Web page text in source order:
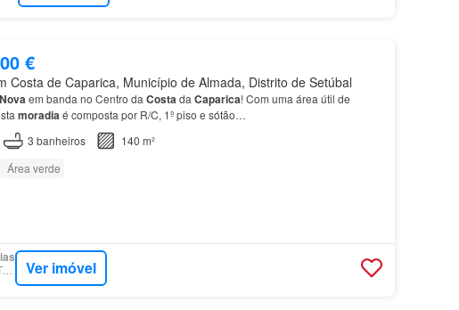
€
Costa de Caparica, Município de Almada, Distrito de Setúbal
Novaem banda no Centro da Costada Caparica! Com uma área útil de
moradiaé composta por R/C, 1º piso e sótão…
3 banheiros
140 m²
Área verde
IDEALISTA.PT Ver imóvel